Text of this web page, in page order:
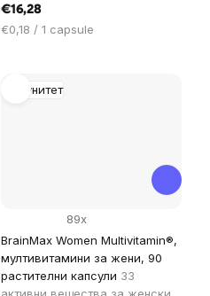
€16,28
Цена
€0,18 / 1 capsule
Имунитет
BrainMax Women Multivitamin®,
мултивитамини за жени, 90
растителни капсули 33
89x